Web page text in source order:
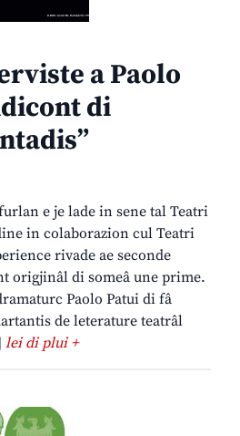
a Paolo
di
e je lade in sene tal Teatri
in colaborazion cul Teatri
rivade ae seconde
origjinâl di someâ une prime.
Paolo Patui di fâ
de leterature teatrâl
lei di plui +